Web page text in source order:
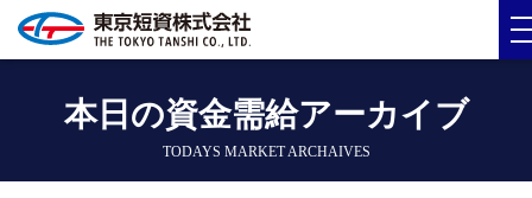
本日の資金需給アーカイブ
TODAYS MARKET ARCHAIVES